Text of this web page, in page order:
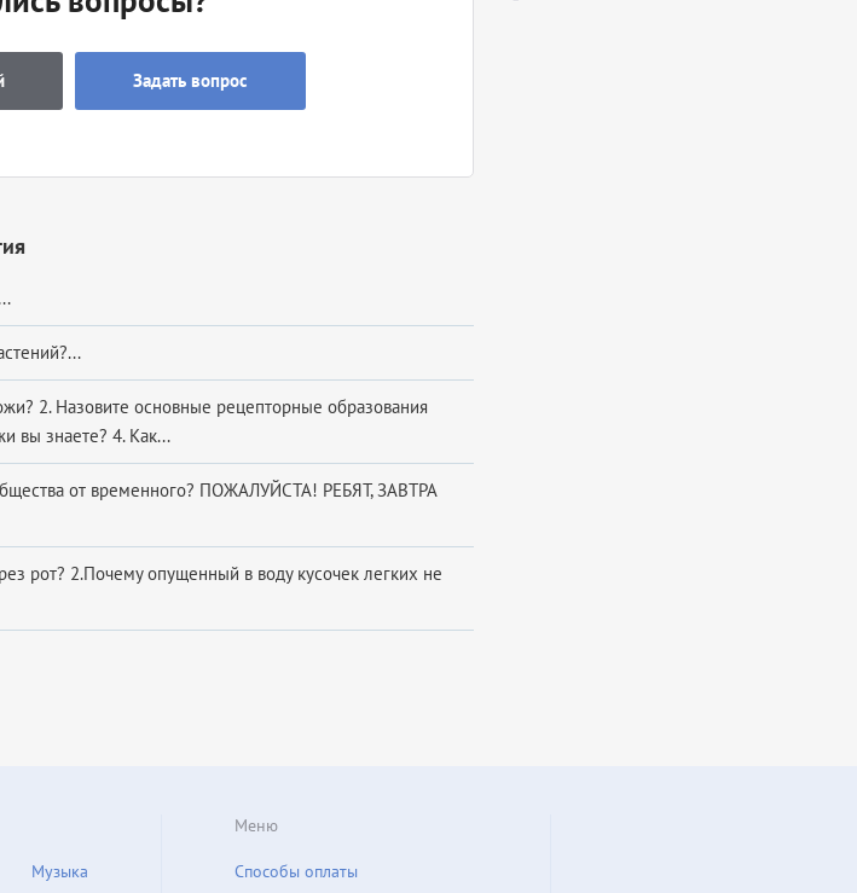
Задать вопрос
2. Назовите основные рецепторные образования
вы знаете? 4. Как...
от временного? ПОЖАЛУЙСТА! РЕБЯТ, ЗАВТРА
рот? 2.Почему опущенный в воду кусочек легких не
Музыка
Меню
Способы оплаты